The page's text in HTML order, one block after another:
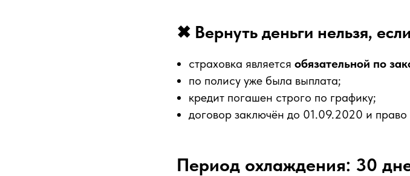
✖ Вернуть деньги нельзя,
страховка является обязательной по
по полису уже была выплата;
кредит погашен строго по графику;
договор заключён до 01.09.2020 и право
Период охлаждения: 30